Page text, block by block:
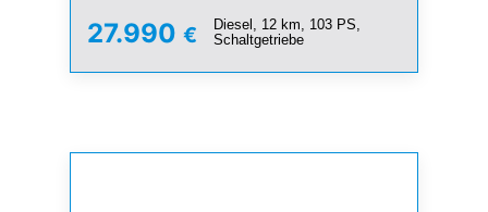
27.990 €
Diesel, 12 km, 103 PS,
Schaltgetriebe